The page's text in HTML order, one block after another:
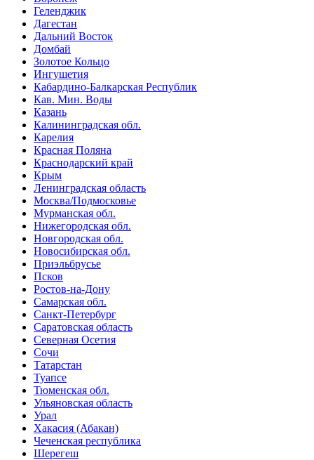
Геленджик
Дагестан
Дальний Восток
Домбай
Золотое Кольцо
Ингушетия
Кабардино-Балкарская Республик
Кав. Мин. Воды
Казань
Калининградская обл.
Карелия
Красная Поляна
Краснодарский край
Крым
Ленинградская область
Москва/Подмосковье
Мурманская обл.
Нижегородская обл.
Новгородская обл.
Новосибирская обл.
Приэльбрусье
Псков
Ростов-на-Дону
Самарская обл.
Санкт-Петербург
Саратовская область
Северная Осетия
Сочи
Татарстан
Туапсе
Тюменская обл.
Ульяновская область
Урал
Хакасия (Абакан)
Чеченская республика
Шерегеш